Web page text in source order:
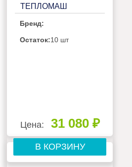
ТЕПЛОМАШ
Бренд:
Остаток:10 шт
Цена: 31 080 ₽
В КОРЗИНУ